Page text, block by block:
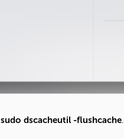
sudo dscacheutil -flushcache.